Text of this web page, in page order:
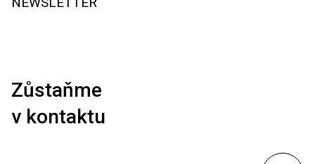
Zůstaňme
v kontaktu